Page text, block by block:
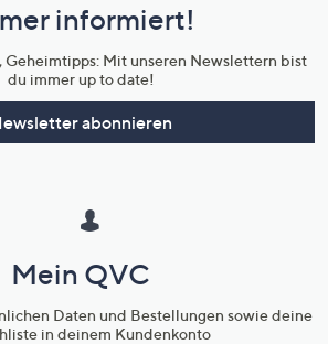
informiert!
Geheimtipps: Mit unseren Newslettern bist
du immer up to date!
abonnieren
Mein QVC
Daten und Bestellungen sowie deine
in deinem Kundenkonto